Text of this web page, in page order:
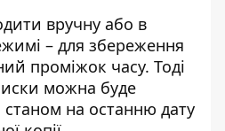
вручну або в
– для збереження
проміжок часу. Тоді
можна буде
на останню дату